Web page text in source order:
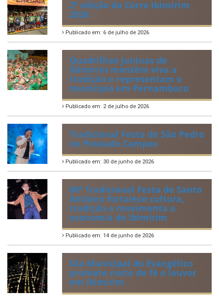
2ª edição do Corre Ibimirim
2026
Publicado em: 6 de julho de 2026
Quadrilhas Juninas de
Ibimirim mantêm viva a
tradição e representam o
munícipio em Pernambuco
Publicado em: 2 de julho de 2026
Tradicional Festa de São Pedro
no Povoado Campos
Publicado em: 30 de junho de 2026
88ª Tradicional Festa de Santo
Antônio fortalece cultura,
tradição e movimenta a
economia de Ibimirim
Publicado em: 14 de junho de 2026
Dia Municipal do Evangélico
promete noite de fé e louvor
em Ibimirim